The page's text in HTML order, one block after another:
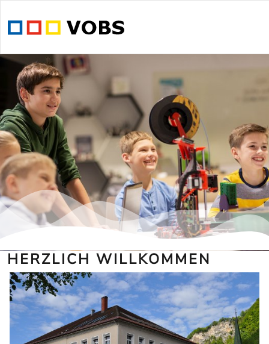
HERZLICH WILLKOMMEN